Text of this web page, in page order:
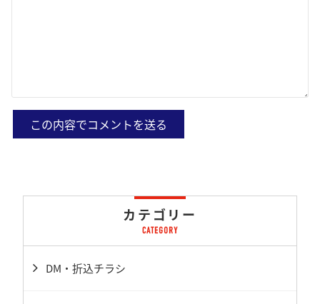
カテゴリー
DM・折込チラシ